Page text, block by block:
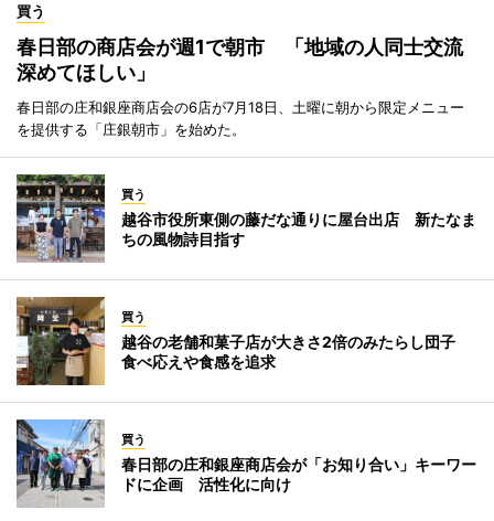
買う
春日部の商店会が週1で朝市 「地域の人同士交流
深めてほしい」
春日部の庄和銀座商店会の6店が7月18日、土曜に朝から限定メニュー
を提供する「庄銀朝市」を始めた。
買う
越谷市役所東側の藤だな通りに屋台出店 新たなま
ちの風物詩目指す
買う
越谷の老舗和菓子店が大きさ2倍のみたらし団子
食べ応えや食感を追求
買う
春日部の庄和銀座商店会が「お知り合い」キーワー
ドに企画 活性化に向け